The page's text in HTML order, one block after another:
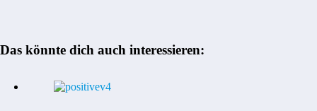
Das könnte dich auch interessieren: